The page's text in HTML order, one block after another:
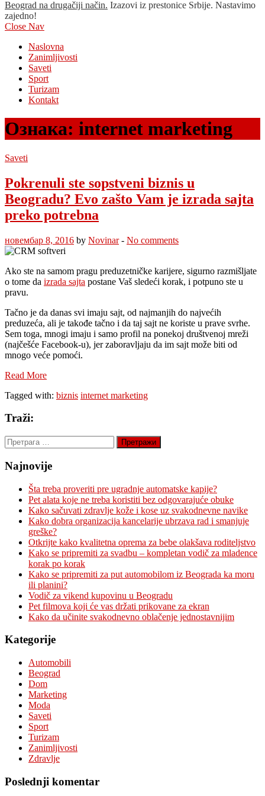
Beograd na drugačiji način. Izazovi iz prestonice Srbije. Nastavimo
zajedno!
Close Nav
Naslovna
Zanimljivosti
Saveti
Sport
Turizam
Kontakt
Ознака: internet marketing
Saveti
Pokrenuli ste sopstveni biznis u
Beogradu? Evo zašto Vam je izrada sajta
preko potrebna
новембар 8, 2016 by Novinar- No comments
Ako ste na samom pragu preduzetničke karijere, sigurno razmišljate
o tome da izrada sajta postane Vaš sledeći korak, i potpuno ste u
pravu.
Tačno je da danas svi imaju sajt, od najmanjih do najvećih
preduzeća, ali je takođe tačno i da taj sajt ne koriste u prave svrhe.
Sem toga, mnogi imaju i samo profil na ponekoj društvenoj mreži
(najčešće Facebook-u), jer zaboravljaju da im sajt može biti od
mnogo veće pomoći.
Read More
Tagged with: biznis internet marketing
Traži:
Претрага
за:
Najnovije
Šta treba proveriti pre ugradnje automatske kapije?
Pet alata koje ne treba koristiti bez odgovarajuće obuke
Kako sačuvati zdravlje kože i kose uz svakodnevne navike
Kako dobra organizacija kancelarije ubrzava rad i smanjuje
greške?
Otkrijte kako kvalitetna oprema za bebe olakšava roditeljstvo
Kako se pripremiti za svadbu – kompletan vodič za mladence
korak po korak
Kako se pripremiti za put automobilom iz Beograda ka moru
ili planini?
Vodič za vikend kupovinu u Beogradu
Pet filmova koji će vas držati prikovane za ekran
Kako da učinite svakodnevno oblačenje jednostavnijim
Kategorije
Automobili
Beograd
Dom
Marketing
Moda
Saveti
Sport
Turizam
Zanimljivosti
Zdravlje
Poslednji komentar